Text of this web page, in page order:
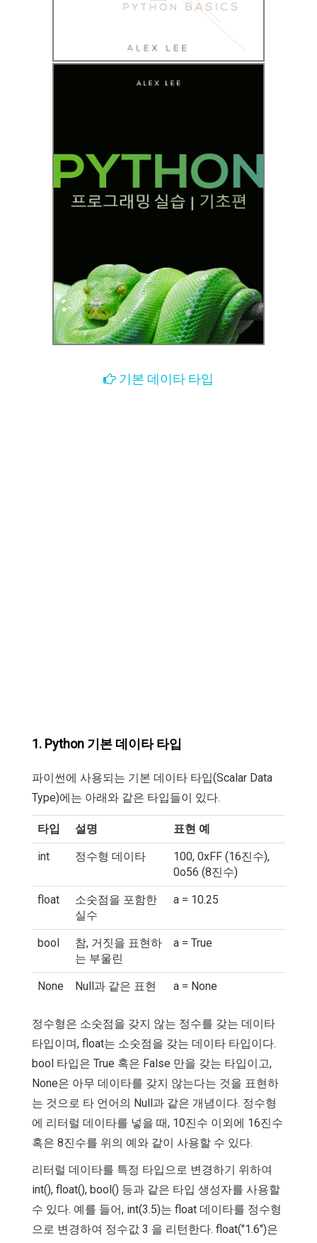
기본 데이타 타입
1. Python 기본 데이타 타입
파이썬에 사용되는 기본 데이타 타입(Scalar Data
Type)에는 아래와 같은 타입들이 있다.
타입 설명 표현 예
int 정수형 데이타
100, 0xFF (16진수),
0o56 (8진수)
float
소숫점을 포함한
실수
a = 10.25
bool
참, 거짓을 표현하
는 부울린
a = True
None Null과 같은 표현 a = None
정수형은 소숫점을 갖지 않는 정수를 갖는 데이타
타입이며, float는 소숫점을 갖는 데이타 타입이다.
bool 타입은 True 혹은 False 만을 갖는 타입이고,
None은 아무 데이타를 갖지 않는다는 것을 표현하
는 것으로 타 언어의 Null과 같은 개념이다. 정수형
에 리터럴 데이타를 넣을 때, 10진수 이외에 16진수
혹은 8진수를 위의 예와 같이 사용할 수 있다.
리터럴 데이타를 특정 타입으로 변경하기 위하여
int(), float(), bool() 등과 같은 타입 생성자를 사용할
수 있다. 예를 들어, int(3.5)는 float 데이타를 정수형
으로 변경하여 정수값 3 을 리턴한다. float("1.6")은